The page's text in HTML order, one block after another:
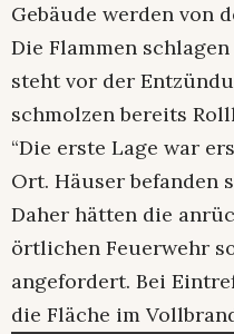
Gebäude werden von
Die Flammen
steht vor der
schmolzen bereits
“Die erste Lage war
Ort. Häuser befanden
Daher hätten die
örtlichen Feuerwehr
angefordert. Bei
die Fläche im